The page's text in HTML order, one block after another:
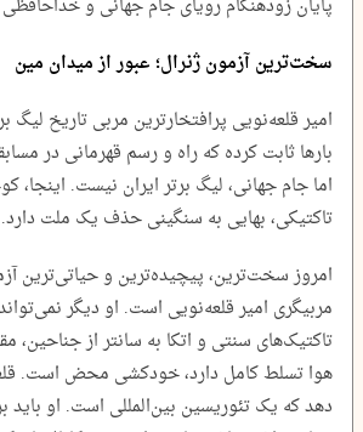
سخت‌ترین آزمون ژنرال؛ عبور از میدان مین
امیر قلعه‌نویی پرافتخارترین مربی تاریخ لیگ
بارها ثابت کرده که راه و رسم قهرمانی در
اما جام جهانی، لیگ برتر ایران نیست. اینجا،
تاکتیکی، بهایی به سنگینی حذف یک ملت دارد.
امروز سخت‌ترین، پیچیده‌ترین و حیاتی‌ترین
مربیگری امیر قلعه‌نویی است. او دیگر نمی‌تواند
تاکتیک‌های سنتی و اتکا به سانتر از جناحین،
هوا تسلط کامل دارد، خودکشی محض است.
دهد که یک تئوریسین بین‌المللی است. او باید